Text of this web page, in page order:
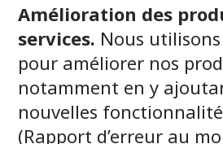
Amélioration des
services. Nous
pour améliorer nos
notamment en y
nouvelles
(Rapport d’erreur au